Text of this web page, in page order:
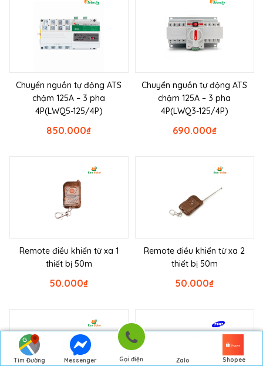
Tìm Đường
Messenger Gọi điện Zalo Shopee
Chuyển nguồn tự động ATS
chậm 125A – 3 pha
4P(LWQ5-125/4P)
₫
850.000
Chuyển nguồn tự động ATS
chậm 125A – 3 pha
4P(LWQ3-125/4P)
₫
690.000
Remote điều khiển từ xa 1
thiết bị 50m
₫
50.000
Remote điều khiển từ xa 2
thiết bị 50m
₫
50.000